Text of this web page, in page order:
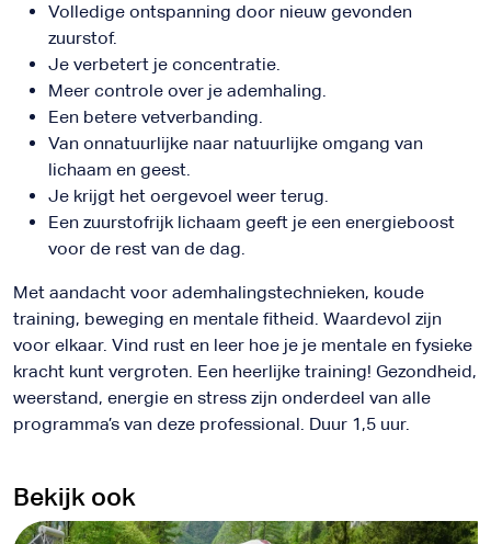
Volledige ontspanning door nieuw gevonden
zuurstof.
Je verbetert je concentratie.
Meer controle over je ademhaling.
Een betere vetverbanding.
Van onnatuurlijke naar natuurlijke omgang van
lichaam en geest.
Je krijgt het oergevoel weer terug.
Een zuurstofrijk lichaam geeft je een energieboost
voor de rest van de dag.
Met aandacht voor ademhalingstechnieken, koude
training, beweging en mentale fitheid. Waardevol zijn
voor elkaar. Vind rust en leer hoe je je mentale en fysieke
kracht kunt vergroten. Een heerlijke training! Gezondheid,
weerstand, energie en stress zijn onderdeel van alle
programma’s van deze professional. Duur 1,5 uur.
Bekijk ook